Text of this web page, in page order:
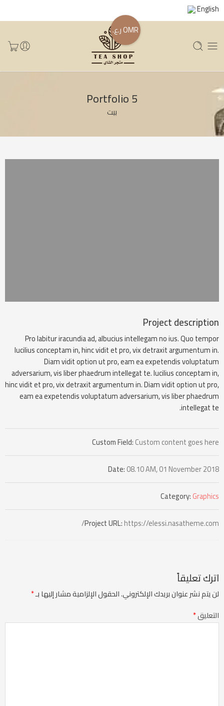
English
Portfolio 5
بيت
Project description
Pro labitur iracundia ad, albucius intellegam no ius. Quo tempor
lucilius conceptam in, hinc vidit et pro, vix detraxit argumentum in.
Diam vidit option ut pro, eam ea expetendis voluptatum
adversarium, vis liber phaedrum intellegat te. lucilius conceptam in,
hinc vidit et pro, vix detraxit argumentum in. Diam vidit option ut pro,
eam ea expetendis voluptatum adversarium, vis liber phaedrum
intellegat te.
Custom Field:Custom content goes here
Date:08.10 AM, 01 November 2018
Category:Graphics
Project URL:https://elessi.nasatheme.com/
اترك تعليقاً
لن يتم نشر عنوان بريدك الإلكتروني.الحقول الإلزامية مشار إليها بـ*
التعليق*
OMR ر.ع.